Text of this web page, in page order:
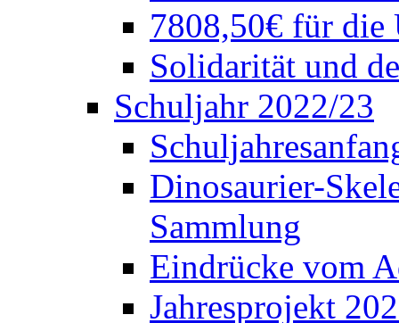
7808,50€ für die
Solidarität und
Schuljahr 2022/23
Dinosaurier-
Sammlung
Eindrücke vom
Jahresprojekt